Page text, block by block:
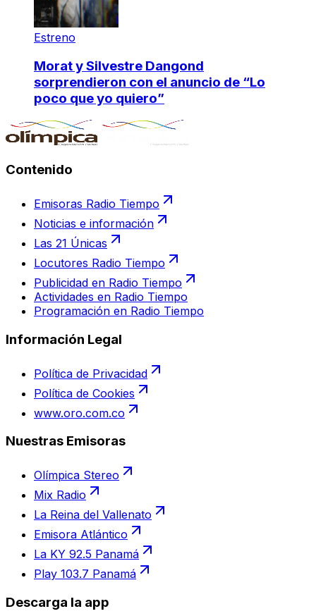
Estreno
Morat y Silvestre Dangond
sorprendieron con el anuncio de “Lo
poco que yo quiero”
Contenido
Emisoras Radio Tiempo
Noticias e información
Las 21 Únicas
Locutores Radio Tiempo
Publicidad en Radio Tiempo
Actividades en Radio Tiempo
Programación en Radio Tiempo
Información Legal
Política de Privacidad
Política de Cookies
www.oro.com.co
Nuestras Emisoras
Olímpica Stereo
Mix Radio
La Reina del Vallenato
Emisora Atlántico
La KY 92.5 Panamá
Play 103.7 Panamá
Descarga la app